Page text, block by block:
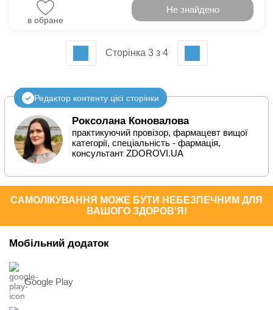
в обране
Не знайдено
Сторінка 3 з 4
Редактор контенту цієї сторінки
Роксолана Коновалова
практикуючий провізор, фармацевт вищої
категорії, спеціальність - фармація,
консультант ZDOROVI.UA
САМОЛІКУВАННЯ МОЖЕ БУТИ НЕБЕЗПЕЧНИМ ДЛЯ
ВАШОГО ЗДОРОВ'Я!
Мобільний додаток
Google Play